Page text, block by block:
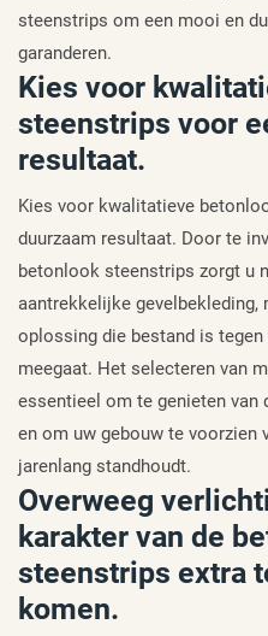
steenstrips om een mooi en
garanderen.
Kies voor
steenstrips voor
resultaat.
Kies voor kwalitatieve
duurzaam resultaat. Door te
betonlook steenstrips zorgt u
aantrekkelijke gevelbekleding,
oplossing die bestand is
meegaat. Het selecteren van
essentieel om te genieten van
en om uw gebouw te voorzien
jarenlang standhoudt.
Overweeg
karakter van de
steenstrips extra
komen.